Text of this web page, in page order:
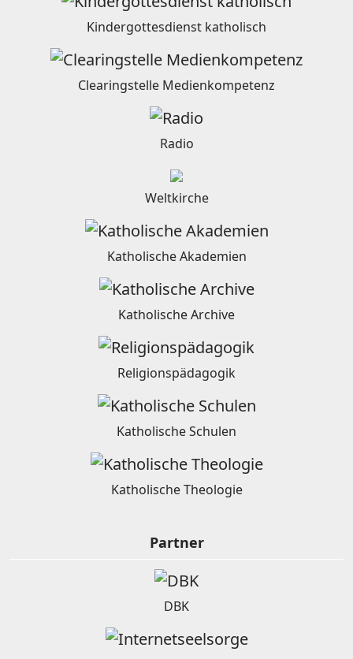
Kindergottesdienst katholisch
Clearingstelle Medienkompetenz
Radio
Weltkirche
Katholische Akademien
Katholische Archive
Religionspädagogik
Katholische Schulen
Katholische Theologie
Partner
DBK